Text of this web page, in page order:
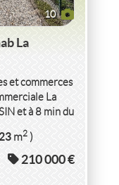
10
La
et commerces
La
et à 8 min du
m2)
210 000 €
ISERE
ISERE
m2)